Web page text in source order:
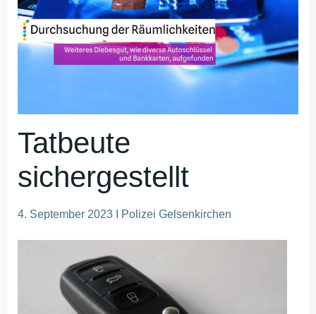
Tatbeute
sichergestellt
4. September 2023 I Polizei Gelsenkirchen